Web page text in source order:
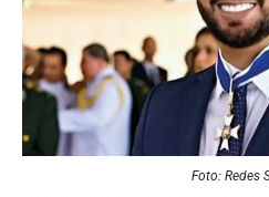
Foto: Redes